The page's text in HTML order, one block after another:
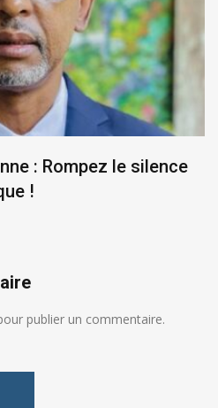
: Rompez le silence
!
publier un commentaire.